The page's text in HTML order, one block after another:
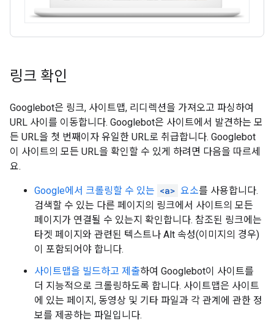
링크 확인
Googlebot은 링크, 사이트맵, 리디렉션을 가져오고 파싱하여
URL 사이를 이동합니다. Googlebot은 사이트에서 발견하는 모
든 URL을 첫 번째이자 유일한 URL로 취급합니다. Googlebot
이 사이트의 모든 URL을 확인할 수 있게 하려면 다음을 따르세
요.
Google에서 크롤링할 수 있는 <a> 요소를 사용합니다.
검색할 수 있는 다른 페이지의 링크에서 사이트의 모든
페이지가 연결될 수 있는지 확인합니다. 참조된 링크에는
타겟 페이지와 관련된 텍스트나 Alt 속성(이미지의 경우)
이 포함되어야 합니다.
사이트맵을 빌드하고 제출하여 Googlebot이 사이트를
더 지능적으로 크롤링하도록 합니다. 사이트맵은 사이트
에 있는 페이지, 동영상 및 기타 파일과 각 관계에 관한 정
보를 제공하는 파일입니다.